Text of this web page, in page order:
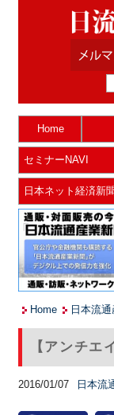
Home
セミナーNAVI
日本ネット経済新
Home 日本流
【アンチエ
2016/01/07 日本流